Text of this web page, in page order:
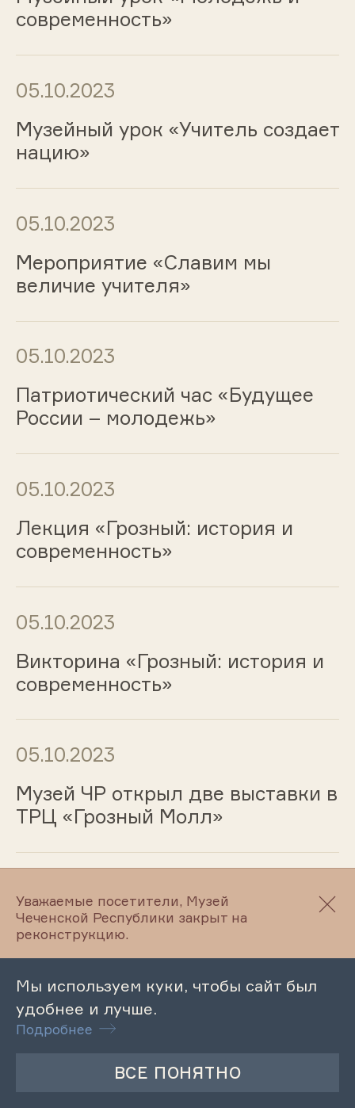
современность»
05.10.2023
Музейный урок «Учитель создает
нацию»
05.10.2023
Мероприятие «Славим мы
величие учителя»
05.10.2023
Патриотический час «Будущее
России – молодежь»
05.10.2023
Лекция «Грозный: история и
современность»
05.10.2023
Викторина «Грозный: история и
современность»
05.10.2023
Музей ЧР открыл две выставки в
ТРЦ «Грозный Молл»
Музейный урок «Крепость
Грозная»
03.10.2023
писателя Арсанова Саид-Бея»
Уважаемые посетители, Музей
Чеченской Республики закрыт на
реконструкцию.
Мы используем куки, чтобы сайт был
удобнее и лучше.
Подробнее